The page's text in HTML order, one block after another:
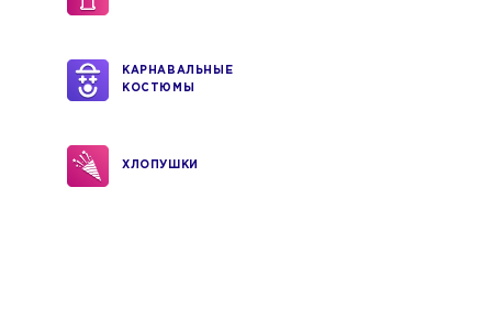
КАРНАВАЛЬНЫЕ
КОСТЮМЫ
ХЛОПУШКИ